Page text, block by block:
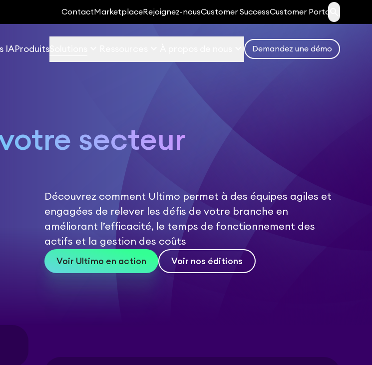
Contact MarketplaceRejoignez-nousCustomer SuccessCustomer Portal
IA Produits Demandez une démo
secteur
Découvrez comment Ultimo permet à des équipes agiles et
engagées de relever les défis de votre branche en
améliorant l’efficacité, le temps de fonctionnement des
actifs et la gestion des coûts
Voir Ultimo en action Voir nos éditions